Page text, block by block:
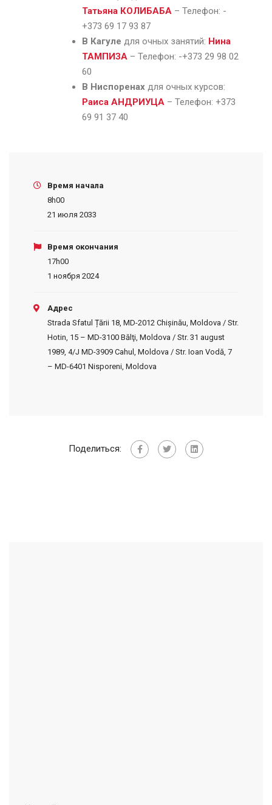
Татьяна КОЛИБАБА – Телефон: -
+373 69 17 93 87
В Кагуле для очных занятий: Нина
ТАМПИЗА – Телефон: -+373 29 98 02
60
В Ниспоренах для очных курсов:
Раиса АНДРИУЦА – Телефон: +373
69 91 37 40
Время начала
8h00
21 июля 2033
Время окончания
17h00
1 ноября 2024
Адрес
Strada Sfatul Țării 18, MD-2012 Chișinău, Moldova / Str.
Hotin, 15 – MD-3100 Bălţi, Moldova / Str. 31 august
1989, 4/J MD-3909 Cahul, Moldova / Str. Ioan Vodă, 7
– MD-6401 Nisporeni, Moldova
Поделиться: